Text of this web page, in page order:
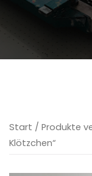
Start / Produkte
Klötzchen“